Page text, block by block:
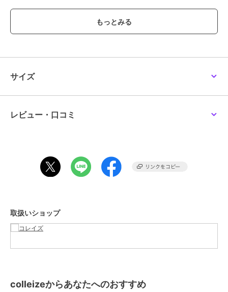
予めご了承いただきますよう､お願い申し上げます｡
ございます。予めご了承ください。
※不良品以外のキャンセル・返品・交換はできませんのでご了承くだ
この商品は、不良品のみ返品を承ります
ショップ コレイズ
商品カテゴリ
すべてのその他アニメ・ゲーム系
カラー
サイズ ＊＊
サイズ
レビュー・口コミ
取扱いショップ
colleizeからあなたへのおすすめ